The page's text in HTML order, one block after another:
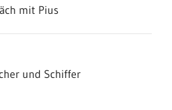
mit Pius
und Schiffer